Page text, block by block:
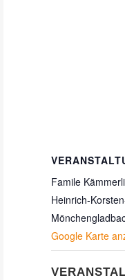
Famile
Heinrich-
Google Karte